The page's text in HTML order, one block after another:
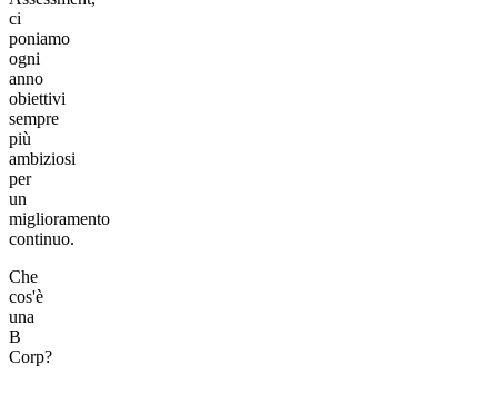
ci
poniamo
ogni
anno
obiettivi
sempre
più
ambiziosi
per
un
miglioramento
continuo.
Che
cos'è
una
B
Corp?